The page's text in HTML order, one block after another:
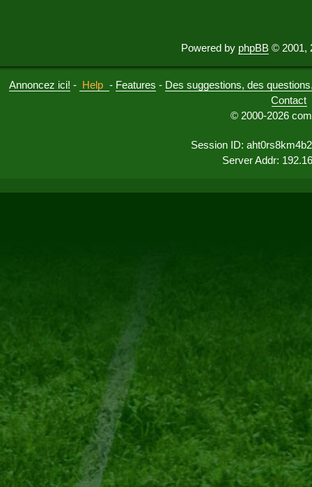
Powered by phpBB © 2001,
Annoncez ici! - Help - Features - Des suggestions, des
Contact
© 2000-2026
Session ID:
Server Addr: